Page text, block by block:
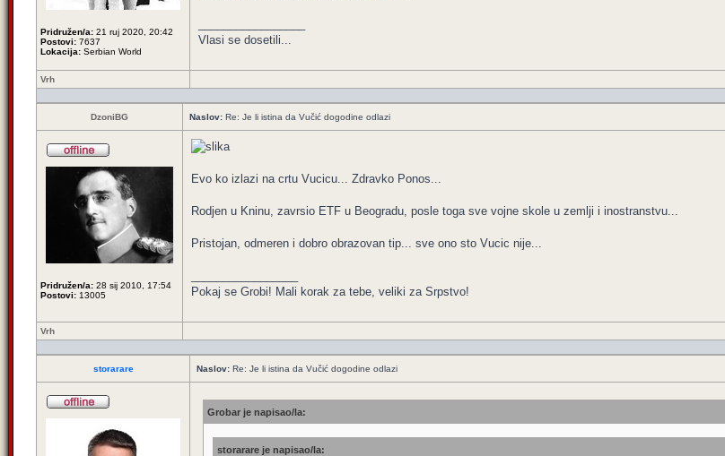
Pridružen/a: 21 ruj 2020, 20:42
Postovi: 7637
Lokacija: Serbian World
Vlasi se dosetili...
Vrh
DzoniBG Naslov: Re: Je li istina da Vučić dogodine odlazi
Pridružen/a: 28 sij 2010, 17:54
Postovi: 13005
Evo ko izlazi na crtu Vucicu... Zdravko Ponos...
Rodjen u Kninu, zavrsio ETF u Beogradu, posle toga sve vojne skole u zemlji i inostranstvu...
Pristojan, odmeren i dobro obrazovan tip... sve ono sto Vucic nije...
Pokaj se Grobi! Mali korak za tebe, veliki za Srpstvo!
Vrh
storarare Naslov: Re: Je li istina da Vučić dogodine odlazi
Grobar je napisao/la:
storarare je napisao/la: